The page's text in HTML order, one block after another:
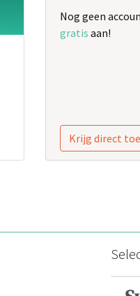
Nog geen
gratis aan!
Krijg direct